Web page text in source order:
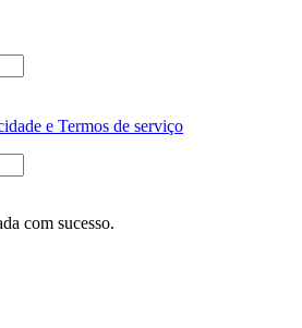
e Termos de serviço
com sucesso.